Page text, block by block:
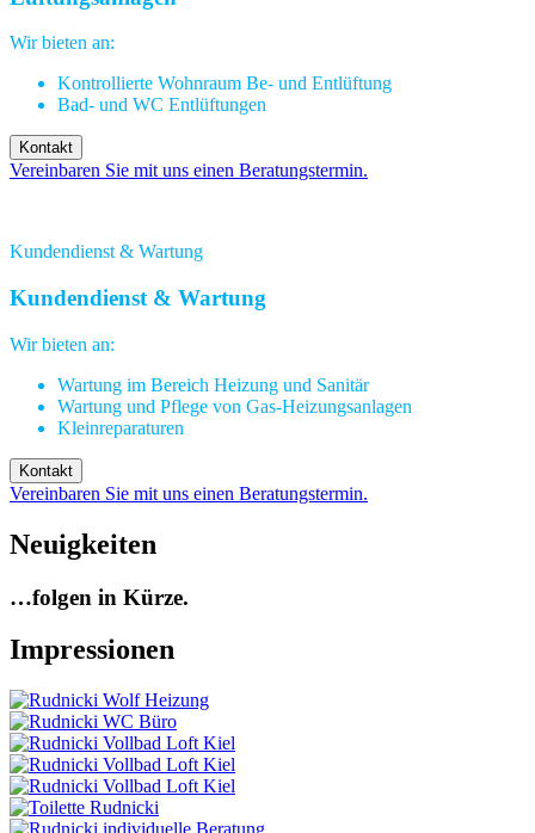
Wir bieten an:
Kontrollierte Wohnraum Be- und Entlüftung
Bad- und WC Entlüftungen
Kontakt
Vereinbaren Sie mit uns einen Beratungstermin.
Kundendienst & Wartung
Kundendienst & Wartung
Wir bieten an:
Wartung im Bereich Heizung und Sanitär
Wartung und Pflege von Gas-Heizungsanlagen
Kleinreparaturen
Kontakt
Vereinbaren Sie mit uns einen Beratungstermin.
Neuigkeiten
…folgen in Kürze.
Impressionen